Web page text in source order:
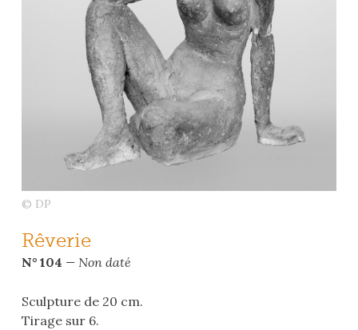
© DP
Rêverie
N° 104 — Non daté
Sculpture de 20 cm.
Tirage sur 6.